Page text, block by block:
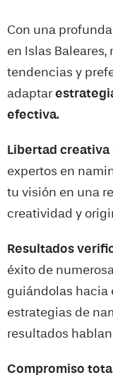
Con una
en
Islas Baleares,
tendencias y
adaptar
efectiva.
Libertad
expertos en
tu visión en una
creatividad y
Resultados
éxito de
guiándolas hacia
estrategias de
resultados
Compromiso total